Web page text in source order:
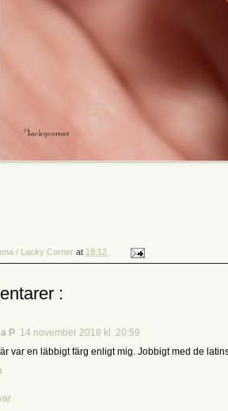
/ Lacky Corner at 18:12
:
P 14 november 2018 kl. 20:59
var en läbbigt färg enligt mig. Jobbigt med de